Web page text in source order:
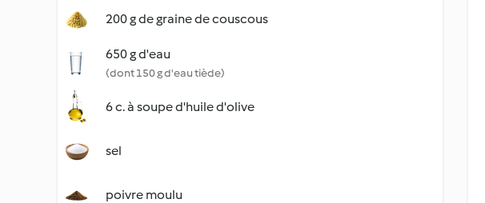
200 g de graine de couscous
650 g d'eau
(dont 150 g d'eau tiède)
6 c. à soupe d'huile d'olive
sel
poivre moulu